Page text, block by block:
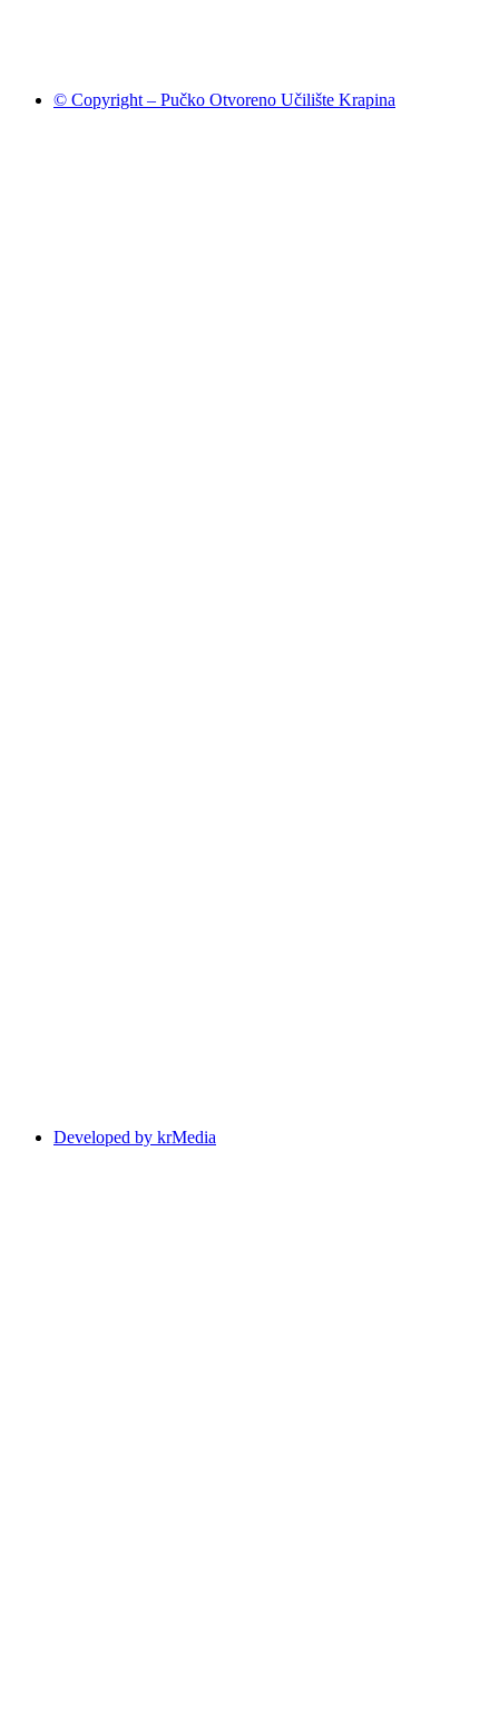
© Copyright – Pučko Otvoreno Učilište Krapina
Developed by krMedia